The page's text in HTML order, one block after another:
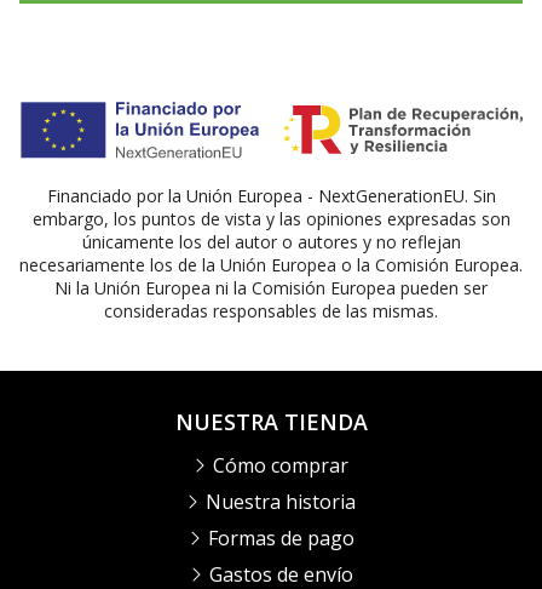
Financiado por la Unión Europea - NextGenerationEU. Sin
embargo, los puntos de vista y las opiniones expresadas son
únicamente los del autor o autores y no reflejan
necesariamente los de la Unión Europea o la Comisión Europea.
Ni la Unión Europea ni la Comisión Europea pueden ser
consideradas responsables de las mismas.
NUESTRA TIENDA
Cómo comprar
Nuestra historia
Formas de pago
Gastos de envío